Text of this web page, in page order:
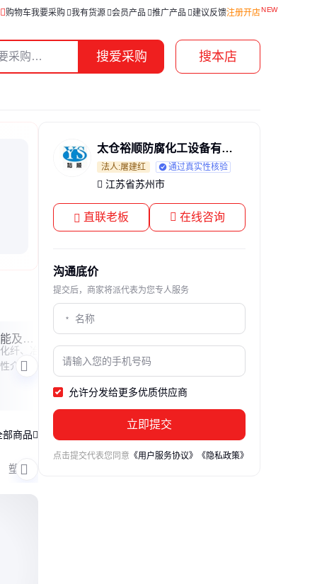
购物车我要采购 我有货源 会员产品 推广产品 建议反馈注册开店
搜爱采购 搜本店
及应
纤、冶
介质。
强度
：常压
的特点及优势
本公司以PP,PVC为主要材
料，生产的塔设备均为填
质的鲍尔环或空心球。根
据气体吸收过程中气液 两
相在表面上进行传质反应
以及传递速率和比表面积
成正比的原理，因此采用
产品细节
部商品
塑料罐
太仓裕顺防腐化工设备有限公司
法人:屠建红 通过真实性核验
江苏省苏州市
直联老板 在线咨询
沟通底价
提交后，商家将派代表为您专人服务
允许分发给更多优质供应商
立即提交
点击提交代表您同意 《用户服务协议》 《隐私政策》